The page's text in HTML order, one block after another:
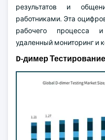
результатов и
работниками. Эта
рабочего процесса и
удаленный мониторинг и
D-димер